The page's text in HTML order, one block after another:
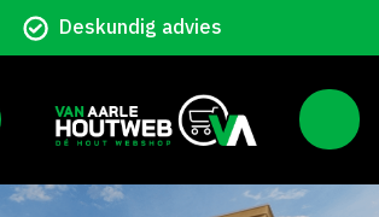
Particulier en zakelijk